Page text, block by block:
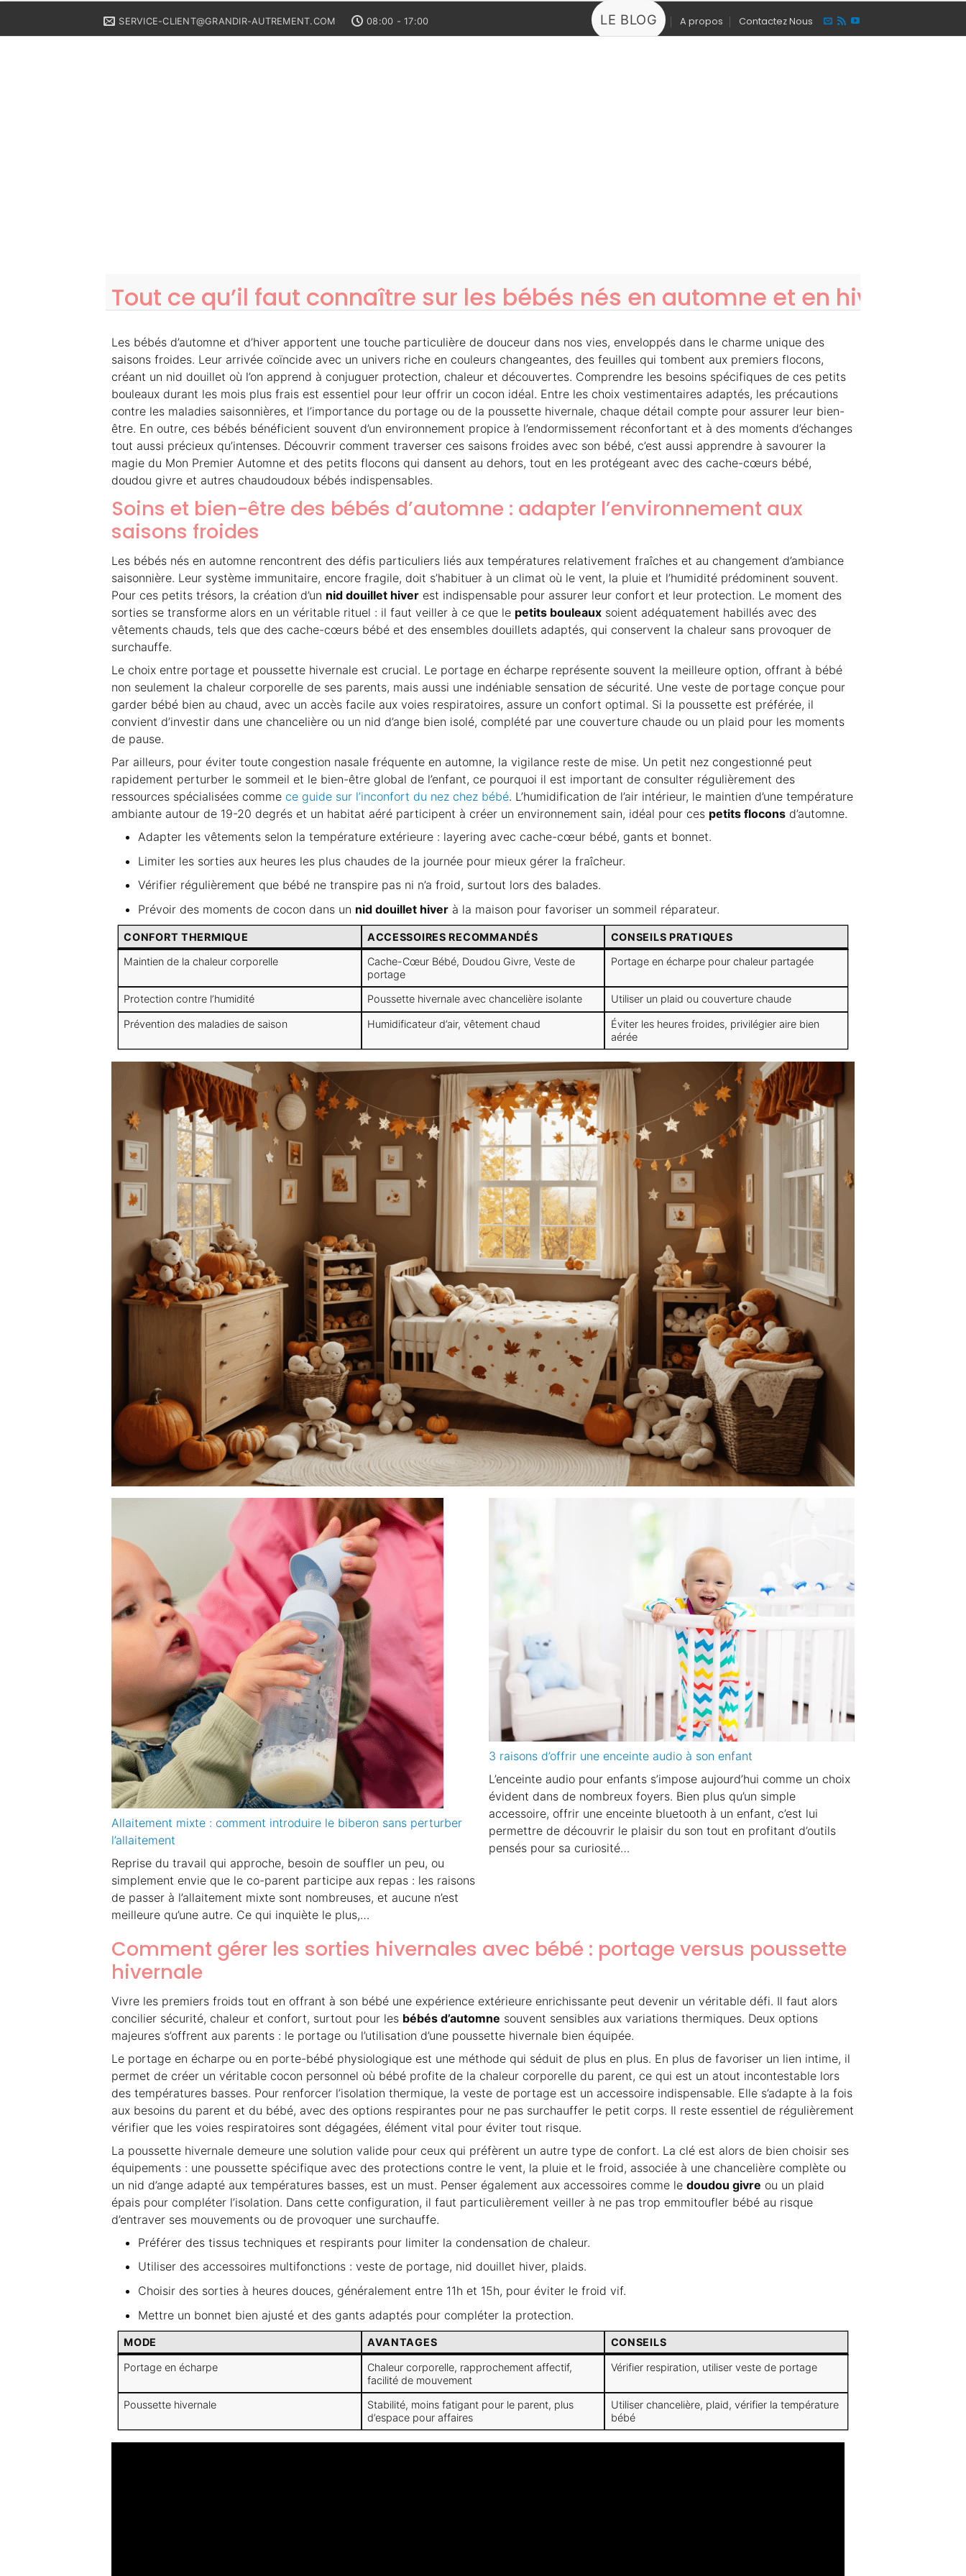
SERVICE-CLIENT@GRANDIR-AUTREMENT.COM 08:00 - 17:00 LE BLOG A propos Contactez Nous
Tout ce qu’il faut connaître sur les bébés nés en automne et en hiver
Les bébés d’automne et d’hiver apportent une touche particulière de douceur dans nos vies, enveloppés dans le charme unique des
saisons froides. Leur arrivée coïncide avec un univers riche en couleurs changeantes, des feuilles qui tombent aux premiers flocons,
créant un nid douillet où l’on apprend à conjuguer protection, chaleur et découvertes. Comprendre les besoins spécifiques de ces petits
bouleaux durant les mois plus frais est essentiel pour leur offrir un cocon idéal. Entre les choix vestimentaires adaptés, les précautions
contre les maladies saisonnières, et l’importance du portage ou de la poussette hivernale, chaque détail compte pour assurer leur bien-
être. En outre, ces bébés bénéficient souvent d’un environnement propice à l’endormissement réconfortant et à des moments d’échanges
tout aussi précieux qu’intenses. Découvrir comment traverser ces saisons froides avec son bébé, c’est aussi apprendre à savourer la
magie du Mon Premier Automne et des petits flocons qui dansent au dehors, tout en les protégeant avec des cache-cœurs bébé,
doudou givre et autres chaudoudoux bébés indispensables.
Soins et bien-être des bébés d’automne : adapter l’environnement aux
saisons froides
Les bébés nés en automne rencontrent des défis particuliers liés aux températures relativement fraîches et au changement d’ambiance
saisonnière. Leur système immunitaire, encore fragile, doit s’habituer à un climat où le vent, la pluie et l’humidité prédominent souvent.
Pour ces petits trésors, la création d’un nid douillet hiver est indispensable pour assurer leur confort et leur protection. Le moment des
sorties se transforme alors en un véritable rituel : il faut veiller à ce que le petits bouleaux soient adéquatement habillés avec des
vêtements chauds, tels que des cache-cœurs bébé et des ensembles douillets adaptés, qui conservent la chaleur sans provoquer de
surchauffe.
Le choix entre portage et poussette hivernale est crucial. Le portage en écharpe représente souvent la meilleure option, offrant à bébé
non seulement la chaleur corporelle de ses parents, mais aussi une indéniable sensation de sécurité. Une veste de portage conçue pour
garder bébé bien au chaud, avec un accès facile aux voies respiratoires, assure un confort optimal. Si la poussette est préférée, il
convient d’investir dans une chancelière ou un nid d’ange bien isolé, complété par une couverture chaude ou un plaid pour les moments
de pause.
Par ailleurs, pour éviter toute congestion nasale fréquente en automne, la vigilance reste de mise. Un petit nez congestionné peut
rapidement perturber le sommeil et le bien-être global de l’enfant, ce pourquoi il est important de consulter régulièrement des
ressources spécialisées comme ce guide sur l’inconfort du nez chez bébé. L’humidification de l’air intérieur, le maintien d’une température
ambiante autour de 19-20 degrés et un habitat aéré participent à créer un environnement sain, idéal pour ces petits flocons d’automne.
Adapter les vêtements selon la température extérieure : layering avec cache-cœur bébé, gants et bonnet.
Limiter les sorties aux heures les plus chaudes de la journée pour mieux gérer la fraîcheur.
Vérifier régulièrement que bébé ne transpire pas ni n’a froid, surtout lors des balades.
Prévoir des moments de cocon dans un nid douillet hiverà la maison pour favoriser un sommeil réparateur.
CONFORT THERMIQUE ACCESSOIRES RECOMMANDÉS CONSEILS PRATIQUES
Maintien de la chaleur corporelle
Cache-Cœur Bébé, Doudou Givre, Veste de
portage
Portage en écharpe pour chaleur partagée
Protection contre l’humidité Poussette hivernale avec chancelière isolante Utiliser un plaid ou couverture chaude
Prévention des maladies de saison Humidificateur d’air, vêtement chaud
Éviter les heures froides, privilégier aire bien
aérée
Allaitement mixte : comment introduire le biberon sans perturber
l’allaitement
Reprise du travail qui approche, besoin de souffler un peu, ou
simplement envie que le co-parent participe aux repas : les raisons
de passer à l’allaitement mixte sont nombreuses, et aucune n’est
meilleure qu’une autre. Ce qui inquiète le plus,…
3 raisons d’offrir une enceinte audio à son enfant
L’enceinte audio pour enfants s’impose aujourd’hui comme un choix
évident dans de nombreux foyers. Bien plus qu’un simple
accessoire, offrir une enceinte bluetooth à un enfant, c’est lui
permettre de découvrir le plaisir du son tout en profitant d’outils
pensés pour sa curiosité…
Comment gérer les sorties hivernales avec bébé : portage versus poussette
hivernale
Vivre les premiers froids tout en offrant à son bébé une expérience extérieure enrichissante peut devenir un véritable défi. Il faut alors
concilier sécurité, chaleur et confort, surtout pour les bébés d’automne souvent sensibles aux variations thermiques. Deux options
majeures s’offrent aux parents : le portage ou l’utilisation d’une poussette hivernale bien équipée.
Le portage en écharpe ou en porte-bébé physiologique est une méthode qui séduit de plus en plus. En plus de favoriser un lien intime, il
permet de créer un véritable cocon personnel où bébé profite de la chaleur corporelle du parent, ce qui est un atout incontestable lors
des températures basses. Pour renforcer l’isolation thermique, la veste de portage est un accessoire indispensable. Elle s’adapte à la fois
aux besoins du parent et du bébé, avec des options respirantes pour ne pas surchauffer le petit corps. Il reste essentiel de régulièrement
vérifier que les voies respiratoires sont dégagées, élément vital pour éviter tout risque.
La poussette hivernale demeure une solution valide pour ceux qui préfèrent un autre type de confort. La clé est alors de bien choisir ses
équipements : une poussette spécifique avec des protections contre le vent, la pluie et le froid, associée à une chancelière complète ou
un nid d’ange adapté aux températures basses, est un must. Penser également aux accessoires comme le doudou givre ou un plaid
épais pour compléter l’isolation. Dans cette configuration, il faut particulièrement veiller à ne pas trop emmitoufler bébé au risque
d’entraver ses mouvements ou de provoquer une surchauffe.
Préférer des tissus techniques et respirants pour limiter la condensation de chaleur.
Utiliser des accessoires multifonctions : veste de portage, nid douillet hiver, plaids.
Choisir des sorties à heures douces, généralement entre 11h et 15h, pour éviter le froid vif.
Mettre un bonnet bien ajusté et des gants adaptés pour compléter la protection.
MODE AVANTAGES CONSEILS
Portage en écharpe
Chaleur corporelle, rapprochement affectif,
facilité de mouvement
Vérifier respiration, utiliser veste de portage
Poussette hivernale
Stabilité, moins fatigant pour le parent, plus
d’espace pour affaires
Utiliser chancelière, plaid, vérifier la température
bébé